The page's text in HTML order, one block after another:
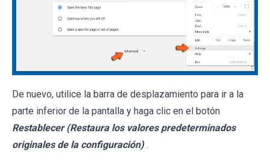
De nuevo, utilice la barra de desplazamiento para ir a la
parte inferior de la pantalla y haga clic en el botón
Restablecer (Restaura los valores predeterminados
originales de la configuración) .